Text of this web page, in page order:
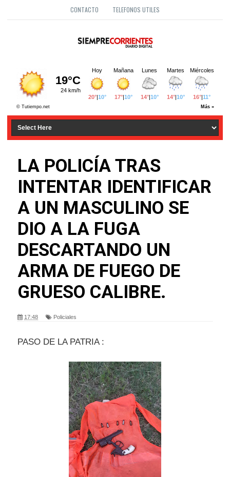
CONTACTO TELEFONOS UTILES
LA POLICÍA TRAS
INTENTAR IDENTIFICAR
A UN MASCULINO SE
DIO A LA FUGA
DESCARTANDO UN
ARMA DE FUEGO DE
GRUESO CALIBRE.
17:48 Policiales
PASO DE LA PATRIA :